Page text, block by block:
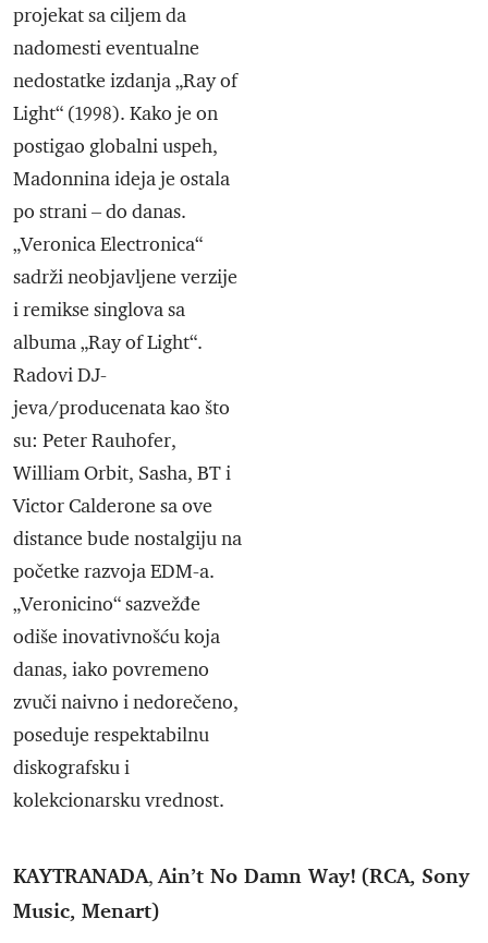
projekat sa ciljem da
nadomesti eventualne
nedostatke izdanja „Ray of
Light“ (1998). Kako je on
postigao globalni uspeh,
Madonnina ideja je ostala
po strani – do danas.
„Veronica Electronica“
sadrži neobjavljene verzije
i remikse singlova sa
albuma „Ray of Light“.
Radovi DJ-
jeva/producenata kao što
su: Peter Rauhofer,
William Orbit, Sasha, BT i
Victor Calderone sa ove
distance bude nostalgiju na
početke razvoja EDM-a.
„Veronicino“ sazvežđe
odiše inovativnošću koja
danas, iako povremeno
zvuči naivno i nedorečeno,
poseduje respektabilnu
diskografsku i
kolekcionarsku vrednost.
KAYTRANADA,Ain’t No Damn Way! (RCA, Sony
Music, Menart)